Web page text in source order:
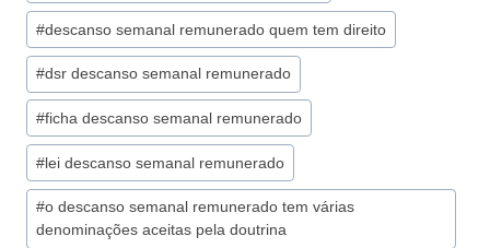
#descanso semanal remunerado quem tem direito
#dsr descanso semanal remunerado
#ficha descanso semanal remunerado
#lei descanso semanal remunerado
#o descanso semanal remunerado tem várias
denominações aceitas pela doutrina